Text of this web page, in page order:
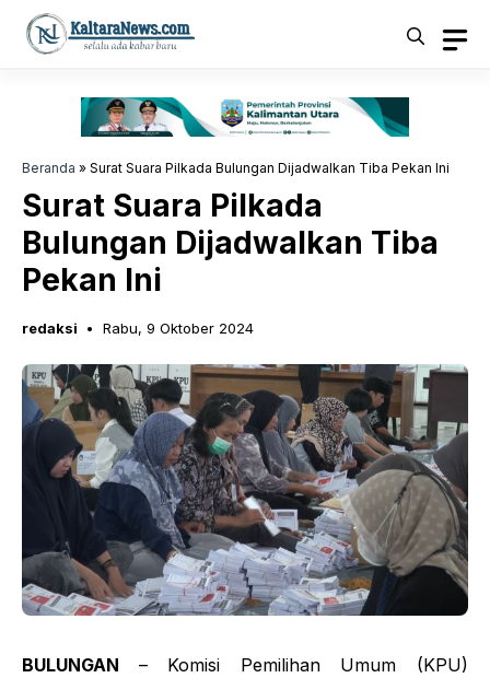
Langsung
Beranda » Surat Suara Pilkada Bulungan Dijadwalkan Tiba Pekan Ini
Surat Suara Pilkada
Bulungan Dijadwalkan Tiba
Pekan Ini
redaksi Rabu, 9 Oktober 2024
BULUNGAN – Komisi Pemilihan Umum (KPU)